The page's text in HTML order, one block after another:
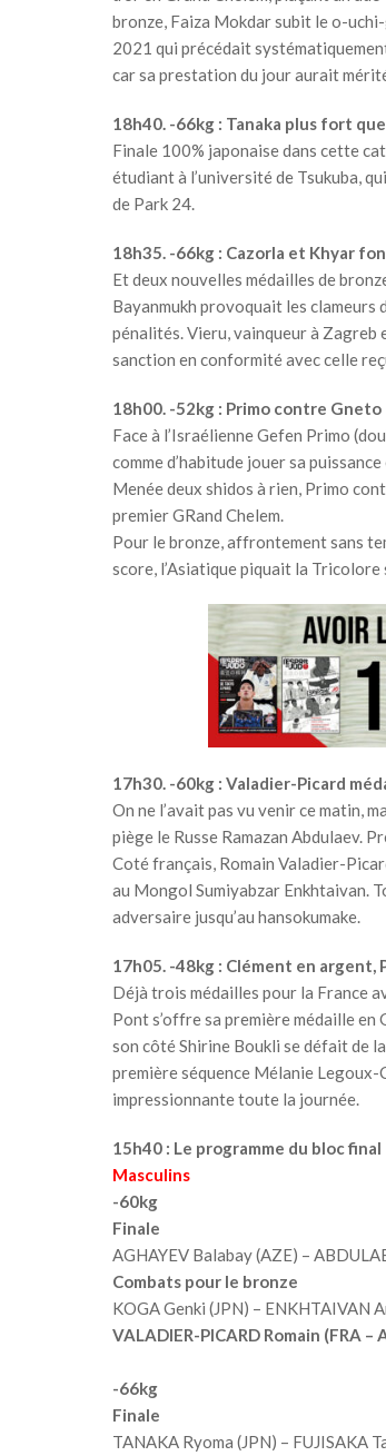
bronze, Faiza Mokdar subit le o-
2021 qui précédait
car sa prestation du jour aurait
18h40. -66kg : Tanaka plus fort
Finale 100% japonaise dans cette
étudiant à l’université de Tsukuba,
de Park 24.
18h35. -66kg : Cazorla et Khyar
Et deux nouvelles médailles de
Bayanmukh provoquait les clameurs
pénalités. Vieru, vainqueur à Zagreb
sanction en conformité avec celle
18h00. -52kg : Primo contre Gneto
Face à l’Israélienne Gefen Primo
comme d’habitude jouer sa
Menée deux shidos à rien, Primo
premier GRand Chelem.
Pour le bronze, affrontement sans
score, l’Asiatique piquait la
17h30. -60kg : Valadier-Picard
On ne l’avait pas vu venir ce matin,
piège le Russe Ramazan Abdulaev.
Coté français, Romain Valadier-
au Mongol Sumiyabzar Enkhtaivan.
adversaire jusqu’au hansokumake.
17h05. -48kg : Clément en argent,
Déjà trois médailles pour la France
Pont s’offre sa première médaille
son côté Shirine Boukli se défait de
première séquence Mélanie
impressionnante toute la journée.
15h40 : Le programme du bloc final
Masculins
-60kg
Finale
AGHAYEV Balabay (AZE) –
Combats pour le bronze
KOGA Genki (JPN) – ENKHTAIVAN
VALADIER-PICARD Romain (FRA
-66kg
Finale
TANAKA Ryoma (JPN) – FUJISAKA